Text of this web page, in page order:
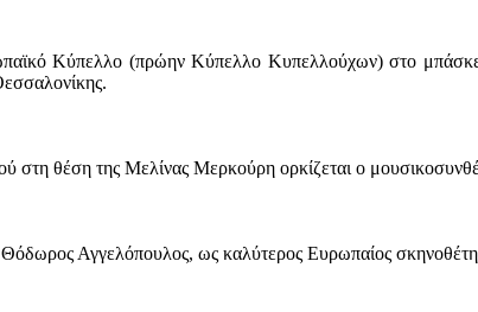
Κύπελλο (πρώην Κύπελλο Κυπελλούχων) στο μπάσκετ.
στη θέση της Μελίνας Μερκούρη ορκίζεται ο
Θόδωρος Αγγελόπουλος, ως καλύτερος Ευρωπαίος